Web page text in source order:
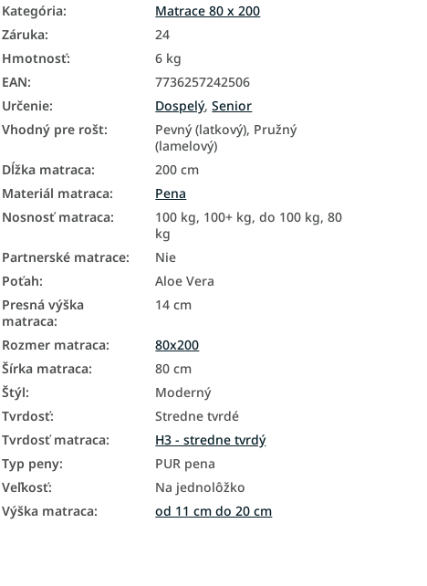
Kategória:
Matrace 80 x 200
Záruka:
24
Hmotnosť:
6 kg
EAN:
7736257242506
Určenie: Dospelý,Senior
Vhodný pre rošt:
Pevný (latkový), Pružný
(lamelový)
Dĺžka matraca:
200 cm
Materiál matraca:
Pena
Nosnosť matraca:
100 kg, 100+ kg, do 100 kg, 80
kg
Partnerské matrace:
Nie
Poťah:
Aloe Vera
Presná výška
matraca:
14 cm
Rozmer matraca:
80x200
Šírka matraca:
80 cm
Štýl:
Moderný
Tvrdosť:
Stredne tvrdé
Tvrdosť matraca:
H3 - stredne tvrdý
Typ peny:
PUR pena
Veľkosť:
Na jednolôžko
Výška matraca: od 11 cm do 20 cm